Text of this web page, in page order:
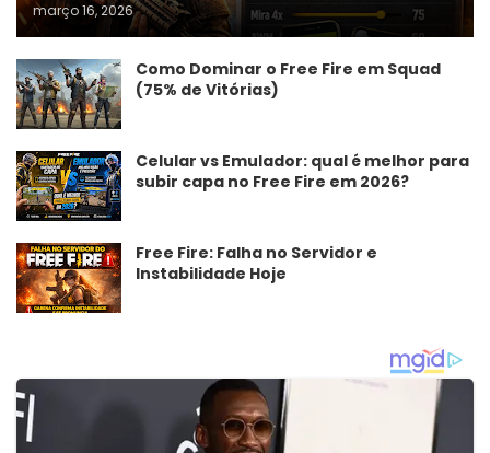
março 16, 2026
Como Dominar o Free Fire em Squad
(75% de Vitórias)
Celular vs Emulador: qual é melhor para
subir capa no Free Fire em 2026?
Free Fire: Falha no Servidor e
Instabilidade Hoje